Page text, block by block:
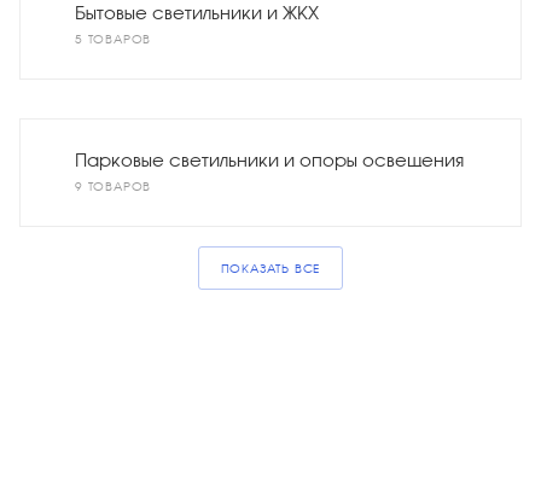
Бытовые светильники и ЖКХ
5 ТОВАРОВ
Парковые светильники и опоры освещения
9 ТОВАРОВ
ПОКАЗАТЬ ВСЕ